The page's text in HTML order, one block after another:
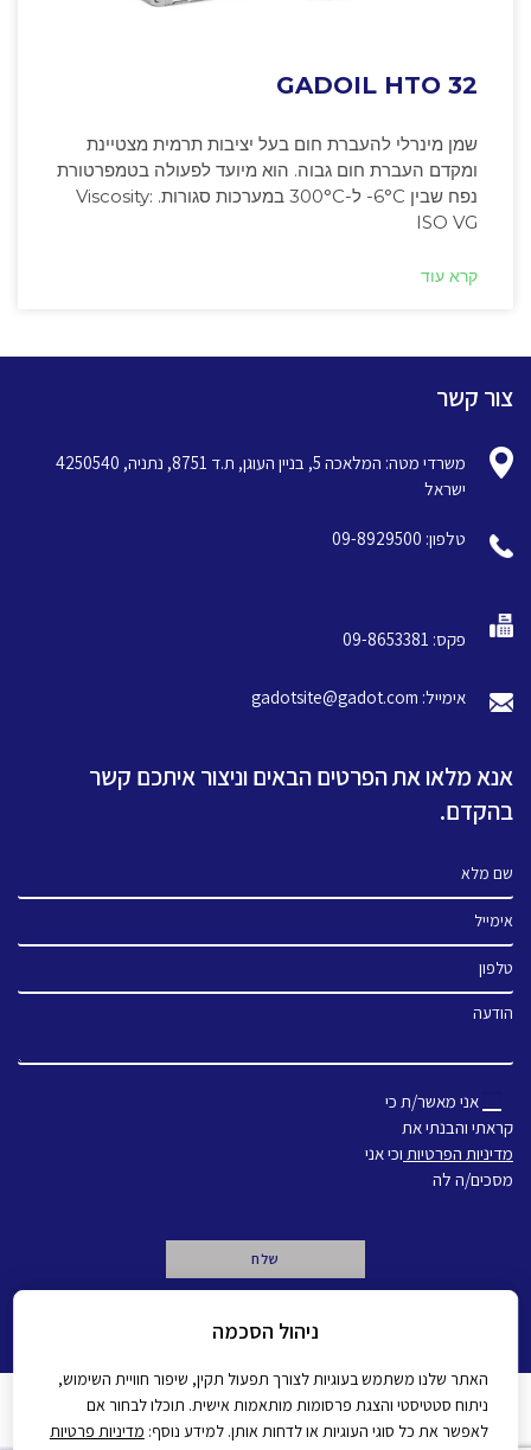
GADOIL HTO 32
שמן מינרלי להעברת חום בעל יציבות תרמית מצטיינת
ומקדם העברת חום גבוה. הוא מיועד לפעולה בטמפרטורת
נפח שבין ‎-6°C ל-300°C במערכות סגורות. Viscosity:
ISO VG
קרא עוד
צור קשר
משרדי מטה: המלאכה 5, בניין העוגן, ת.ד 8751, נתניה, 4250540
ישראל
טלפון: 09-8929500
פקס: 09-8653381
אימייל: gadotsite@gadot.com
אנא מלאו את הפרטים הבאים וניצור איתכם קשר
בהקדם.
שם מלא
אימייל
טלפון
הודעה
אני מאשר/ת כי
קראתי והבנתי את
מדיניות הפרטיות וכי אני
מסכים/ה לה
מדיניות פרטיות הצהרת נגישות
ניהול הסכמה
האתר שלנו משתמש בעוגיות לצורך תפעול תקין, שיפור חוויית השימוש,
ניתוח סטטיסטי והצגת פרסומות מותאמות אישית. תוכלו לבחור אם
לאפשר את כל סוגי העוגיות או לדחות אותן. למידע נוסף: מדיניות פרטיות